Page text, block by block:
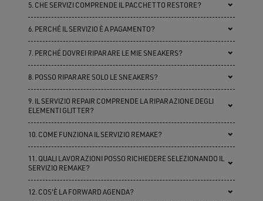
5. CHE SERVIZI COMPRENDE IL PACCHETTO RESTORE?
6. PERCHÉ IL SERVIZIO È A PAGAMENTO?
7. PERCHÉ DOVREI RIPARARE LE MIE SNEAKERS?
8. POSSO RIPARARE SOLO LE SNEAKERS?
9. IL SERVIZIO REPAIR COMPRENDE LA RIPARAZIONE DEGLI
ELEMENTI GLITTER?
10. COME FUNZIONA IL SERVIZIO REMAKE?
11. QUALI LAVORAZIONI POSSO RICHIEDERE SELEZIONANDO IL
SERVIZIO REMAKE?
12. COS'È LA FORWARD AGENDA?